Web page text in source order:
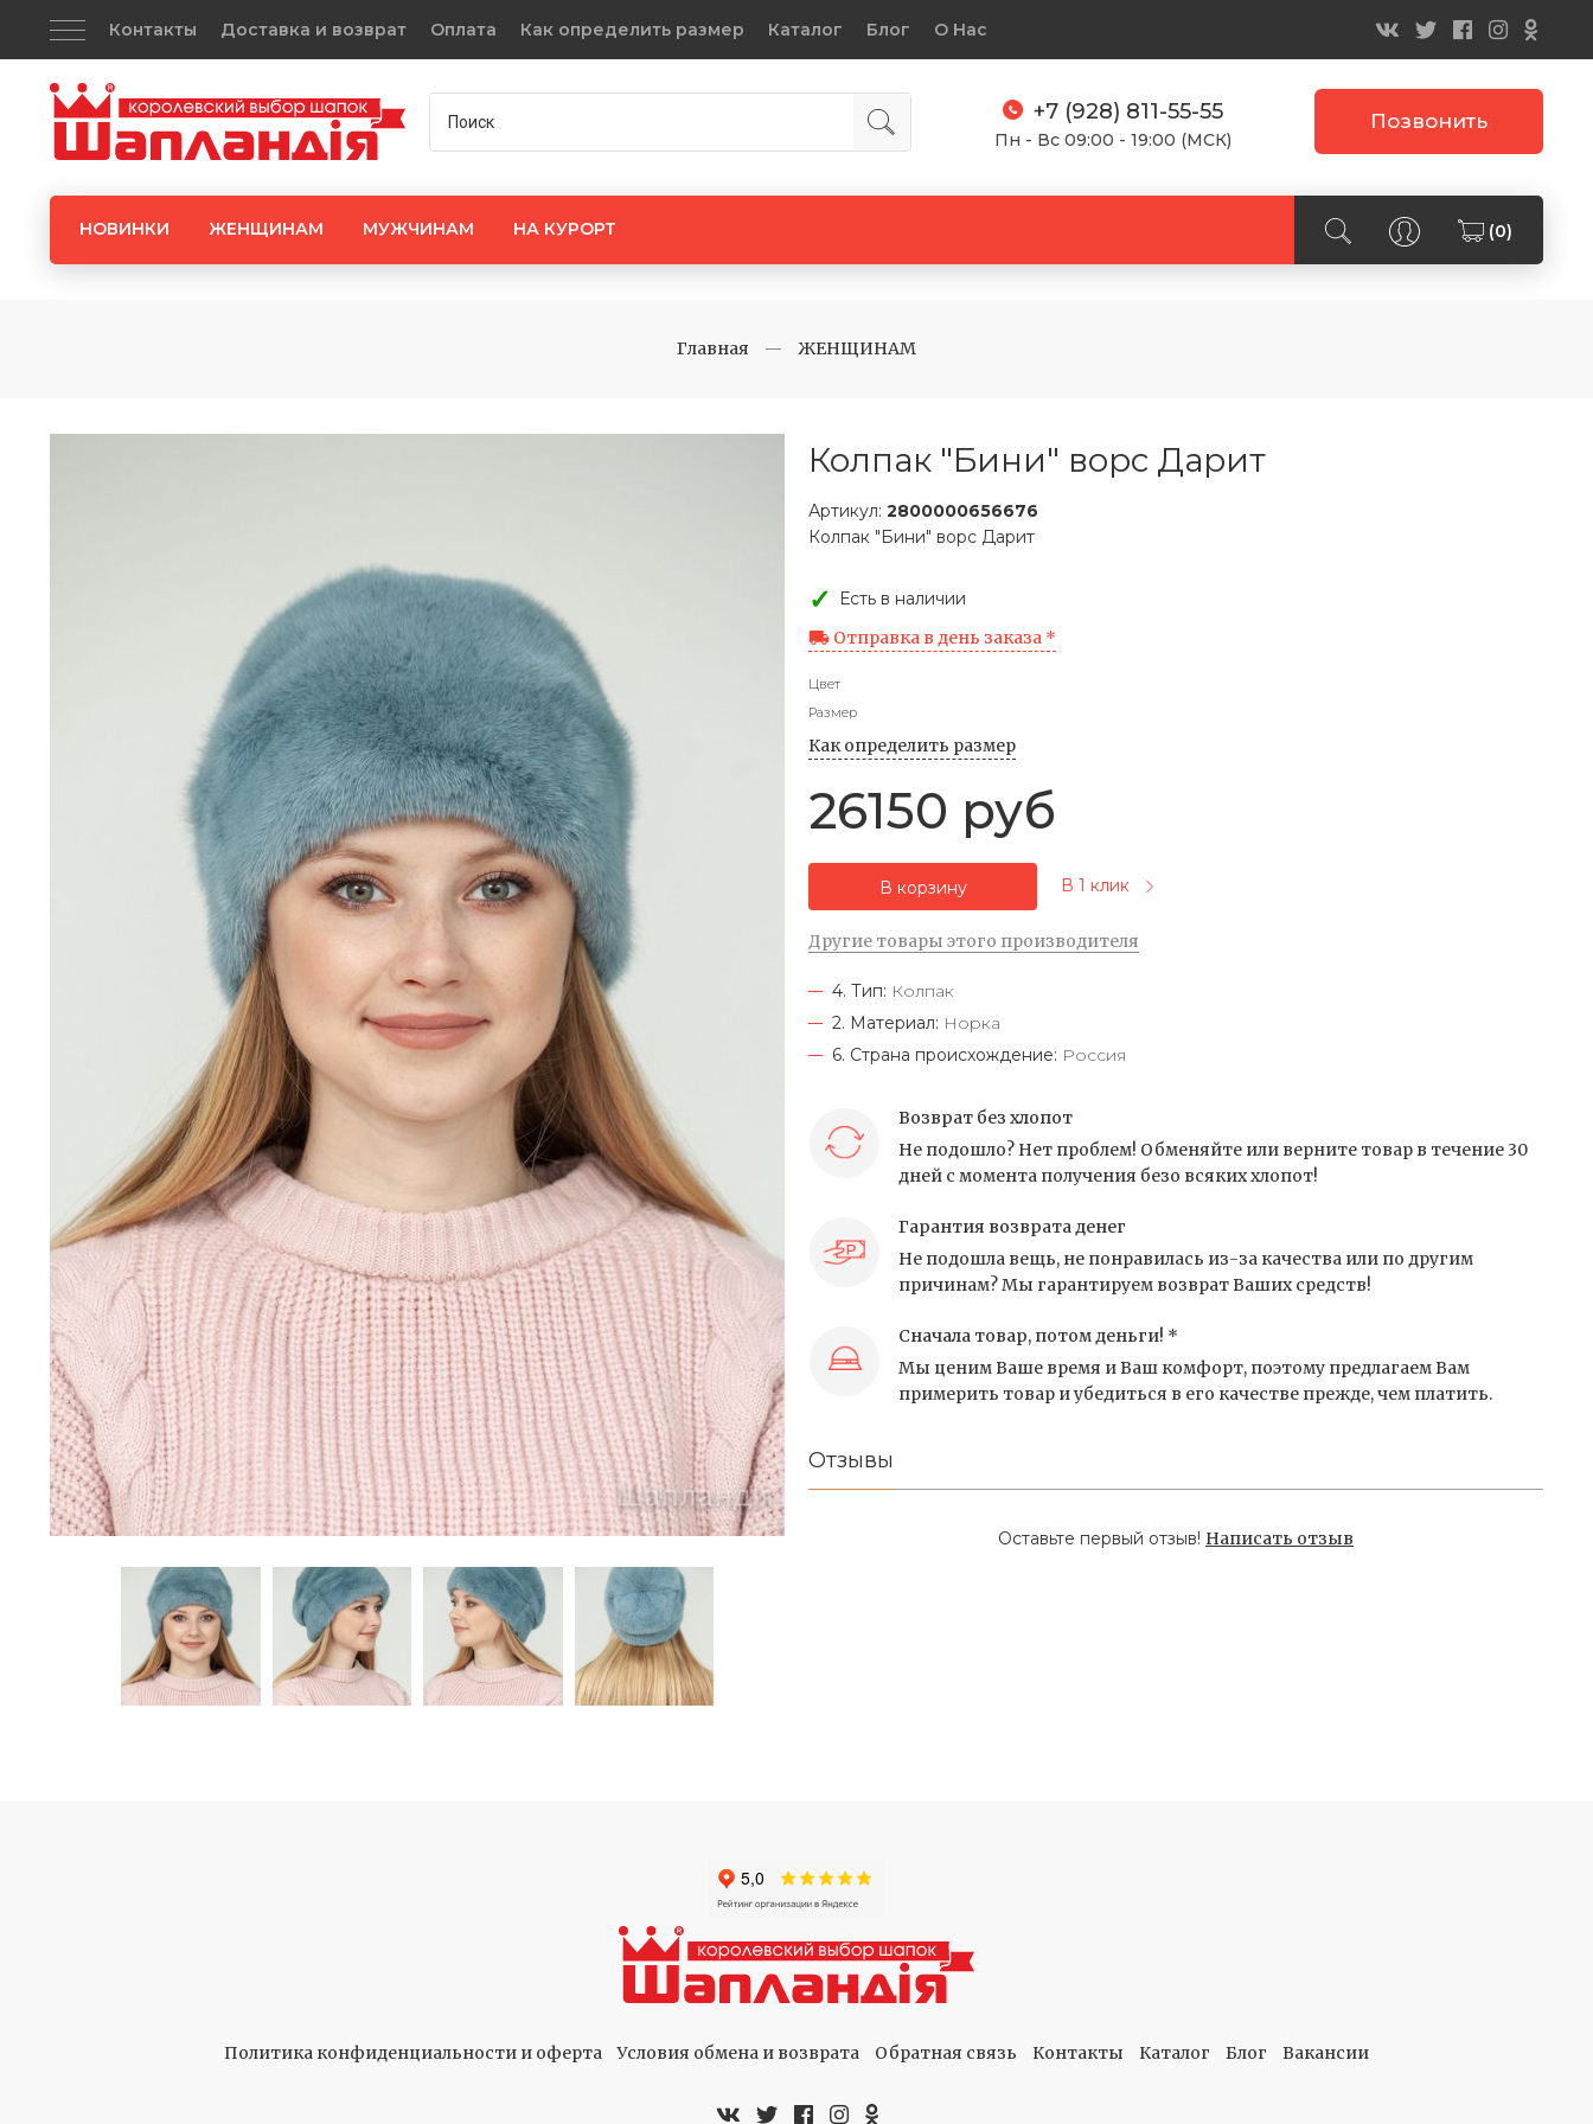
Контакты Доставка и возврат Оплата Как определить размер Каталог Блог О Нас
+7 (928) 811-55-55
Пн - Вс 09:00 - 19:00 (МСК)
Позвонить
НОВИНКИ ЖЕНЩИНАМ МУЖЧИНАМ НА КУРОРТ (0)
Главная ЖЕНЩИНАМ
Колпак "Бини" ворс Дарит
Артикул: 2800000656676
Колпак "Бини" ворс Дарит
Есть в наличии
Отправка в день заказа *
Цвет
Размер
Как определить размер
26150 руб
В корзину В 1 клик
Другие товары этого производителя
4. Тип: Колпак
2. Материал: Норка
6. Страна происхождение: Россия
Возврат без хлопот
Не подошло? Нет проблем! Обменяйте или верните товар в течение 30
дней с момента получения безо всяких хлопот!
Гарантия возврата денег
Не подошла вещь, не понравилась из-за качества или по другим
причинам? Мы гарантируем возврат Ваших средств!
Сначала товар, потом деньги! *
Мы ценим Ваше время и Ваш комфорт, поэтому предлагаем Вам
примерить товар и убедиться в его качестве прежде, чем платить.
Отзывы
Оставьте первый отзыв! Написать отзыв
Политика конфиденциальности и оферта Условия обмена и возврата Обратная связь Контакты Каталог Блог Вакансии